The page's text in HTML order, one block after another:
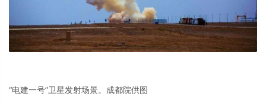
“电建一号”卫星发射场景。成都院供图